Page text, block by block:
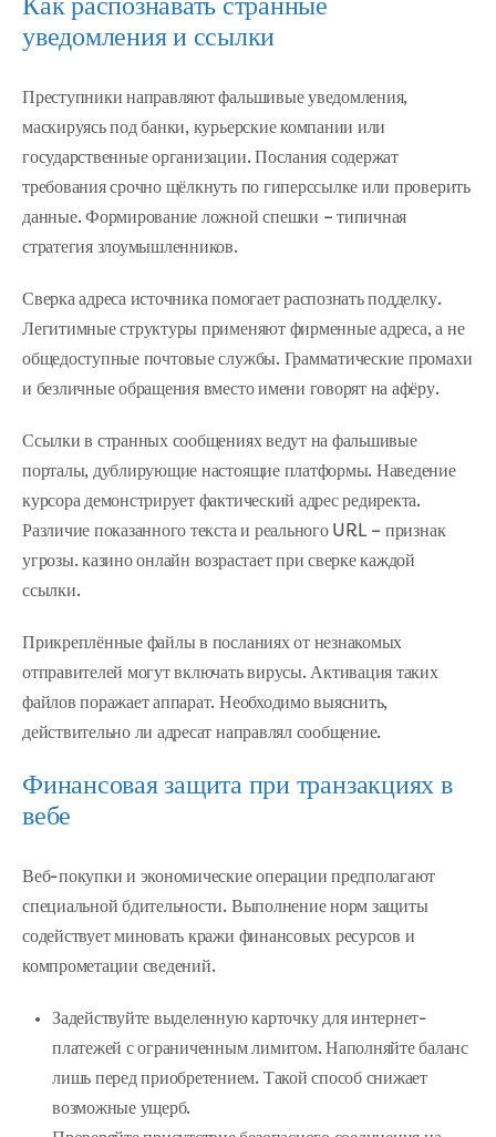
Как распознавать странные
уведомления и ссылки
Преступники направляют фальшивые уведомления,
маскируясь под банки, курьерские компании или
государственные организации. Послания содержат
требования срочно щёлкнуть по гиперссылке или проверить
данные. Формирование ложной спешки – типичная
стратегия злоумышленников.
Сверка адреса источника помогает распознать подделку.
Легитимные структуры применяют фирменные адреса, а не
общедоступные почтовые службы. Грамматические промахи
и безличные обращения вместо имени говорят на афёру.
Ссылки в странных сообщениях ведут на фальшивые
порталы, дублирующие настоящие платформы. Наведение
курсора демонстрирует фактический адрес редиректа.
Различие показанного текста и реального URL – признак
угрозы. казино онлайн возрастает при сверке каждой
ссылки.
Прикреплённые файлы в посланиях от незнакомых
отправителей могут включать вирусы. Активация таких
файлов поражает аппарат. Необходимо выяснить,
действительно ли адресат направлял сообщение.
Финансовая защита при транзакциях в
вебе
Веб-покупки и экономические операции предполагают
специальной бдительности. Выполнение норм защиты
содействует миновать кражи финансовых ресурсов и
компрометации сведений.
Задействуйте выделенную карточку для интернет-
платежей с ограниченным лимитом. Наполняйте баланс
лишь перед приобретением. Такой способ снижает
возможные ущерб.